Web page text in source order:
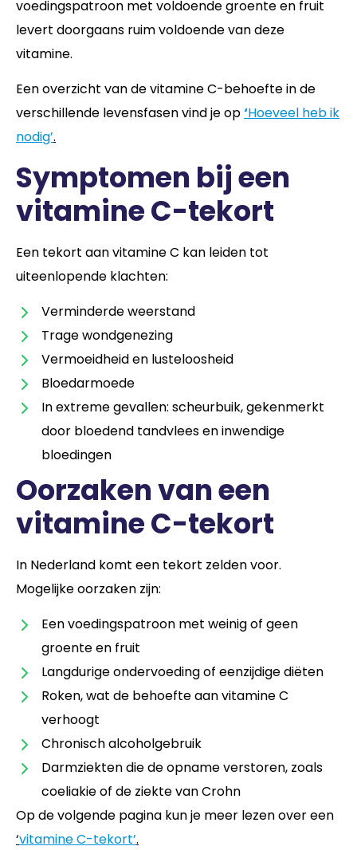
voedingspatroon met voldoende groente en fruit
levert doorgaans ruim voldoende van deze
vitamine.
Een overzicht van de vitamine C-behoefte in de
verschillende levensfasen vind je op‘Hoeveel heb ik
nodig’.
Symptomen bij een
vitamine C-tekort
Een tekort aan vitamine C kan leiden tot
uiteenlopende klachten:
Verminderde weerstand
Trage wondgenezing
Vermoeidheid en lusteloosheid
Bloedarmoede
In extreme gevallen: scheurbuik, gekenmerkt
door bloedend tandvlees en inwendige
bloedingen
Oorzaken van een
vitamine C-tekort
In Nederland komt een tekort zelden voor.
Mogelijke oorzaken zijn:
Een voedingspatroon met weinig of geen
groente en fruit
Langdurige ondervoeding of eenzijdige diëten
Roken, wat de behoefte aan vitamine C
verhoogt
Chronisch alcoholgebruik
Darmziekten die de opname verstoren, zoals
coeliakie of de ziekte van Crohn
Op de volgende pagina kun je meer lezen over een
‘vitamine C-tekort’.